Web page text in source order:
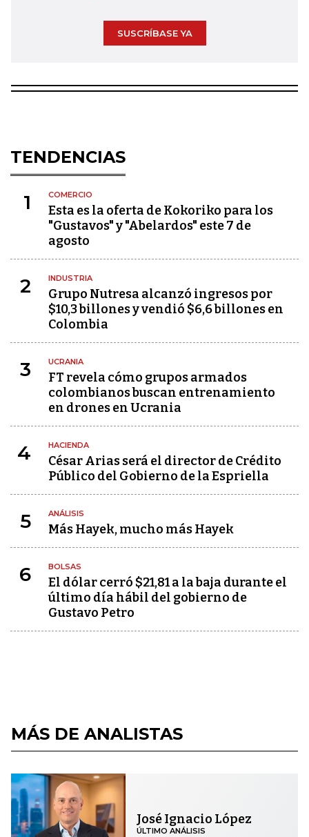
SUSCRÍBASE YA
TENDENCIAS
1 COMERCIO
Esta es la oferta de Kokoriko para los
"Gustavos" y "Abelardos" este 7 de
agosto
2 INDUSTRIA
Grupo Nutresa alcanzó ingresos por
$10,3 billones y vendió $6,6 billones en
Colombia
3 UCRANIA
FT revela cómo grupos armados
colombianos buscan entrenamiento
en drones en Ucrania
4 HACIENDA
César Arias será el director de Crédito
Público del Gobierno de la Espriella
5 ANÁLISIS
Más Hayek, mucho más Hayek
6 BOLSAS
El dólar cerró $21,81 a la baja durante el
último día hábil del gobierno de
Gustavo Petro
MÁS DE ANALISTAS
José Ignacio López
ÚLTIMO ANÁLISIS